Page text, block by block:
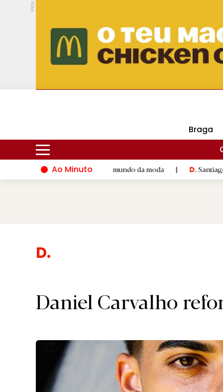
PUB.
Hoje 17ºC 30ºC DMtv
Braga
Ao Minuto
e à inovação do mundo da moda | D.Santiago de
Despor
Daniel Carvalho